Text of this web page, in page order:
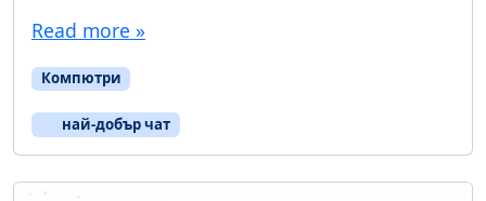
Read more »
Компютри
най-добър чат